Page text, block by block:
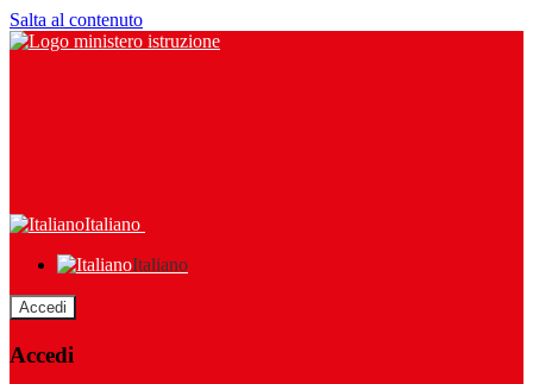
Salta al contenuto
Italiano
Italiano
Accedi
Accedi